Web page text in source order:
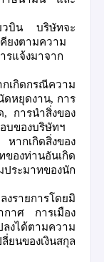
ยวบิน บริษัทจะ
ยงตามความ
รแจ้งมาจาก
เกิดกรณีความ
ดหยุดงาน, การ
, การนำสิ่งของ
บของบริษัทฯ
ากเกิดสิ่งของ
องท่านอันเกิด
ประมาทของนัก
งรายการโดยมิ
กาศ การเมือง
ได้ตามความ
นของเงินสกุล